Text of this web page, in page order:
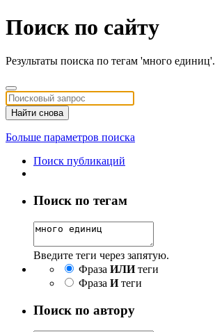
Поиск по сайту
Результаты поиска по тегам 'много единиц'.
Найти снова
Больше параметров поиска
Поиск публикаций
Поиск по тегам
Введите теги через запятую.
Фраза ИЛИтеги
Фраза Итеги
Поиск по автору